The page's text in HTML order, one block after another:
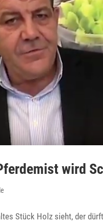
wird
Stück Holz sieht, der